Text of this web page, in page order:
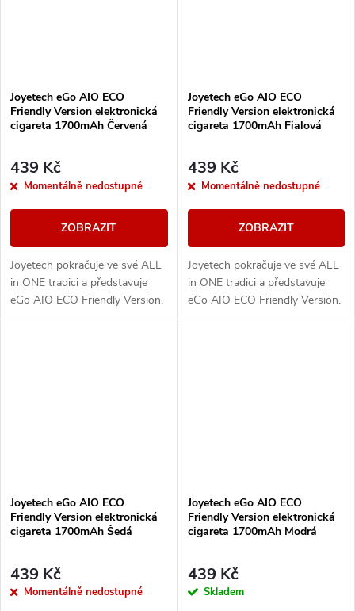
Joyetech eGo AIO ECO
Friendly Version elektronická
cigareta 1700mAh Červená
439 Kč
Momentálně nedostupné
ZOBRAZIT
Joyetech pokračuje ve své ALL
in ONE tradici a představuje
eGo AIO ECO Friendly Version.
Designově řešené tělo e-
Joyetech eGo AIO ECO
Friendly Version elektronická
cigareta 1700mAh Fialová
439 Kč
Momentálně nedostupné
ZOBRAZIT
Joyetech pokračuje ve své ALL
in ONE tradici a představuje
eGo AIO ECO Friendly Version.
Designově řešené tělo e-
Joyetech eGo AIO ECO
Friendly Version elektronická
cigareta 1700mAh Šedá
439 Kč
Momentálně nedostupné
Joyetech eGo AIO ECO
Friendly Version elektronická
cigareta 1700mAh Modrá
439 Kč
Skladem